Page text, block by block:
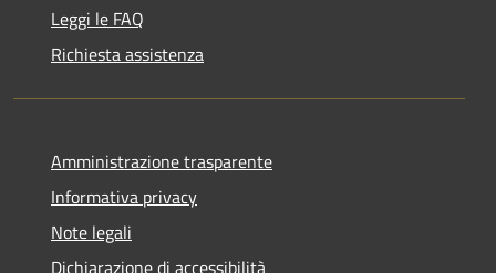
Leggi le FAQ
Richiesta assistenza
Amministrazione trasparente
Informativa privacy
Note legali